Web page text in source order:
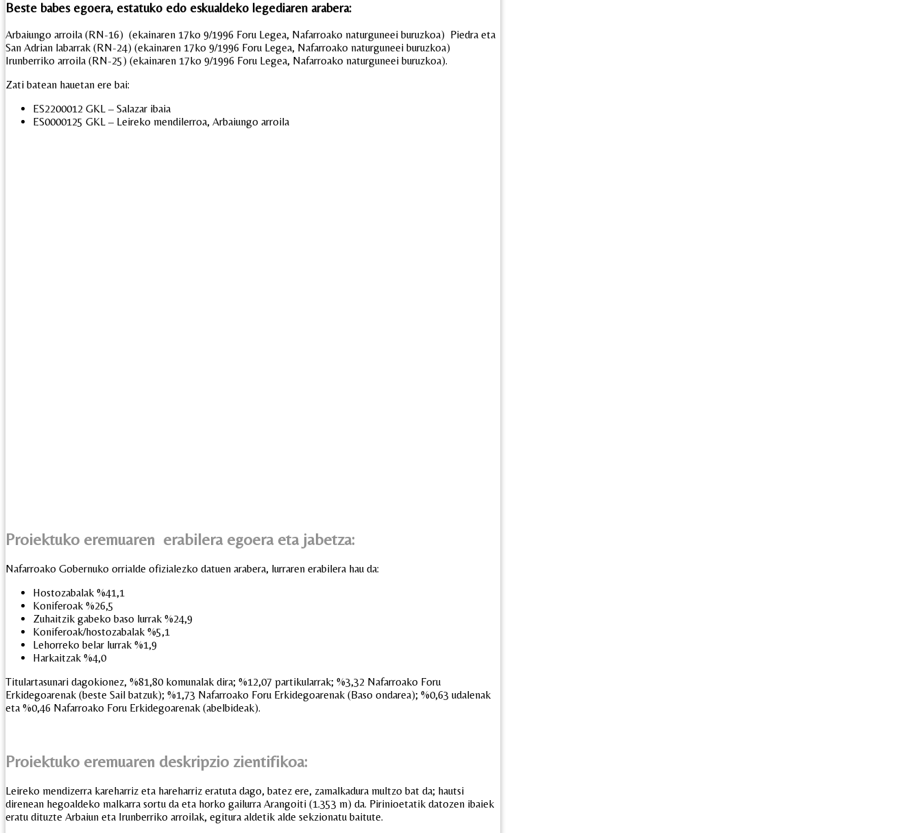
Beste babes egoera, estatuko edo eskualdeko legediaren arabera:
Arbaiungo arroila (RN-16) (ekainaren 17ko 9/1996 Foru Legea, Nafarroako naturguneei buruzkoa) Piedra eta
San Adrian labarrak (RN-24) (ekainaren 17ko 9/1996 Foru Legea, Nafarroako naturguneei buruzkoa)
Irunberriko arroila (RN-25) (ekainaren 17ko 9/1996 Foru Legea, Nafarroako naturguneei buruzkoa).
Zati batean hauetan ere bai:
ES2200012 GKL – Salazar ibaia
ES0000125 GKL – Leireko mendilerroa, Arbaiungo arroila
Proiektuko eremuaren erabilera egoera eta jabetza:
Nafarroako Gobernuko orrialde ofizialezko datuen arabera, lurraren erabilera hau da:
Hostozabalak %41,1
Koniferoak %26,5
Zuhaitzik gabeko baso lurrak %24,9
Koniferoak/hostozabalak %5,1
Lehorreko belar lurrak %1,9
Harkaitzak %4,0
Titulartasunari dagokionez, %81,80 komunalak dira; %12,07 partikularrak; %3,32 Nafarroako Foru
Erkidegoarenak (beste Sail batzuk); %1,73 Nafarroako Foru Erkidegoarenak (Baso ondarea); %0,63 udalenak
eta %0,46 Nafarroako Foru Erkidegoarenak (abelbideak).
Proiektuko eremuaren deskripzio zientifikoa:
Leireko mendizerra kareharriz eta hareharriz eratuta dago, batez ere, zamalkadura multzo bat da; hautsi
direnean hegoaldeko malkarra sortu da eta horko gailurra Arangoiti (1.353 m) da. Pirinioetatik datozen ibaiek
eratu dituzte Arbaiun eta Irunberriko arroilak, egitura aldetik alde sekzionatu baitute.